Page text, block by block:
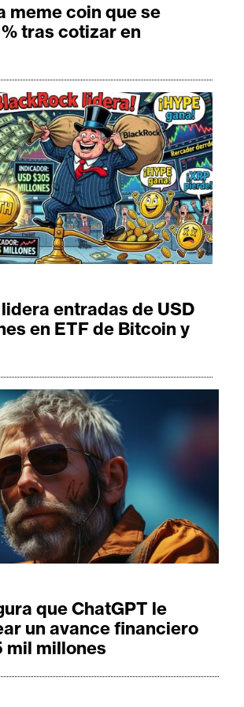
meme coin que se
tras cotizar en
entradas de USD
en ETF de Bitcoin y
que ChatGPT le
un avance financiero
mil millones